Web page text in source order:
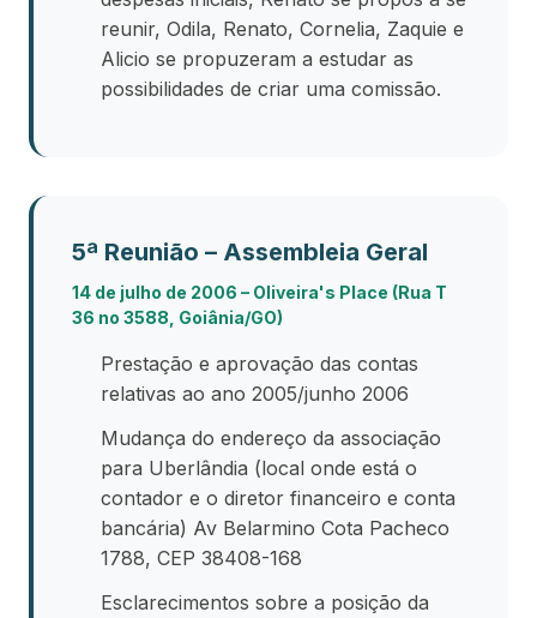
reunir, Odila, Renato, Cornelia, Zaquie e
Alicio se propuzeram a estudar as
possibilidades de criar uma comissão.
5ª Reunião – Assembleia Geral
14 de julho de 2006 – Oliveira's Place (Rua T
36 no 3588, Goiânia/GO)
Prestação e aprovação das contas
relativas ao ano 2005/junho 2006
Mudança do endereço da associação
para Uberlândia (local onde está o
contador e o diretor financeiro e conta
bancária) Av Belarmino Cota Pacheco
1788, CEP 38408-168
Esclarecimentos sobre a posição da